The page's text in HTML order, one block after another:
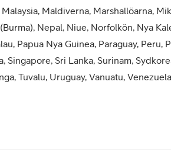
Wifi Surfplattor
Tillbehör
Maldiverna, Marshallöarna,
Nepal, Niue, Norfolkön, Nya
Papua Nya Guinea, Paraguay, Peru,
Singapore, Sri Lanka, Surinam,
Tuvalu, Uruguay, Vanuatu,